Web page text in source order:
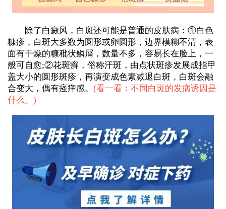
除了白癜风，白斑还可能是普通的皮肤病：①白色
糠疹，白斑大多数为圆形或卵圆形，边界模糊不清，表
面有干燥的糠秕状鳞屑，数量不多，容易长在脸上，一
般可自愈;②花斑癣，俗称汗斑，由点状斑疹发展成指甲
盖大小的圆形斑疹，再演变成色素减退白斑，白斑会融
合变大，偶有瘙痒感。 (看一看：不同白斑的发病诱因是
什么。 )